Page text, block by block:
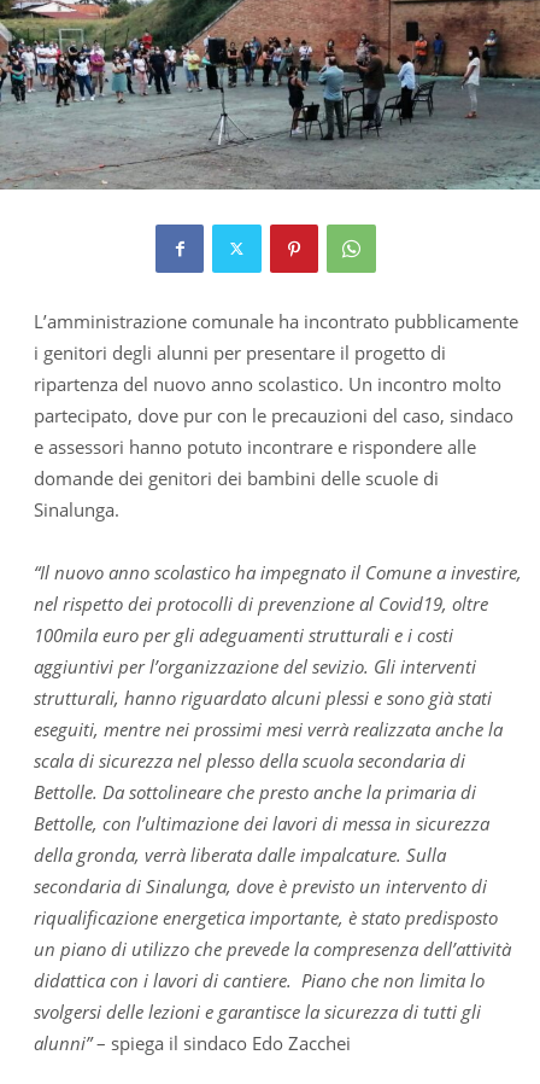
L’amministrazione comunale ha incontrato pubblicamente
i genitori degli alunni per presentare il progetto di
ripartenza del nuovo anno scolastico. Un incontro molto
partecipato, dove pur con le precauzioni del caso, sindaco
e assessori hanno potuto incontrare e rispondere alle
domande dei genitori dei bambini delle scuole di
Sinalunga.
“Il nuovo anno scolastico ha impegnato il Comune a investire,
nel rispetto dei protocolli di prevenzione al Covid19, oltre
100mila euro per gli adeguamenti strutturali e i costi
aggiuntivi per l’organizzazione del sevizio. Gli interventi
strutturali, hanno riguardato alcuni plessi e sono già stati
eseguiti, mentre nei prossimi mesi verrà realizzata anche la
scala di sicurezza nel plesso della scuola secondaria di
Bettolle. Da sottolineare che presto anche la primaria di
Bettolle, con l’ultimazione dei lavori di messa in sicurezza
della gronda, verrà liberata dalle impalcature. Sulla
secondaria di Sinalunga, dove è previsto un intervento di
riqualificazione energetica importante, è stato predisposto
un piano di utilizzo che prevede la compresenza dell’attività
didattica con i lavori di cantiere. Piano che non limita lo
svolgersi delle lezioni e garantisce la sicurezza di tutti gli
alunni”– spiega il sindaco Edo Zacchei